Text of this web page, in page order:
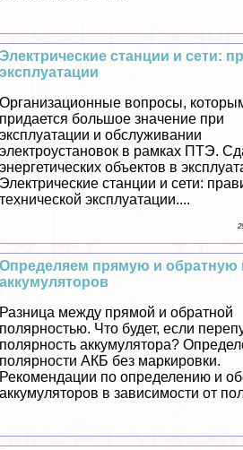
Электрические станции и сети:
эксплуатации
Организационные вопросы,
придается большое значение при
эксплуатации и обслуживании
электроустановок в рамках ПТЭ.
энергетических объектов в
Электрические станции и сети:
технической эксплуатации....
Определяем прямую и обратную
аккумуляторов
Разница между прямой и обратной
полярностью. Что будет, если
полярность аккумулятора?
полярности АКБ без маркировки.
Рекомендации по определению и
аккумуляторов в зависимости от